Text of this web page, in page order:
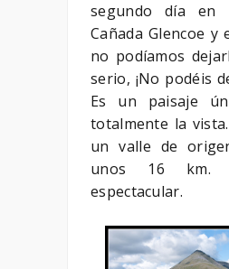
segundo día en
Cañada Glencoe y
no podíamos
serio, ¡No podéis
Es un paisaje
totalmente la
un valle de
unos 16 km.
espectacular.